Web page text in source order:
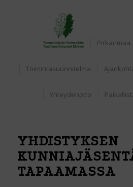
Pirkanmaa
Toimintasuunnitelma
Yhteydenotto
YHDISTYKSEN
TAPAAMASSA